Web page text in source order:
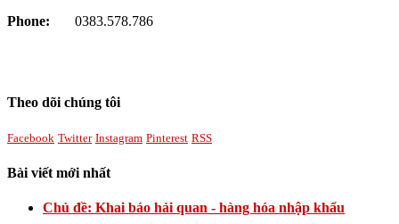
Phone: 0383.578.786
Theo dõi chúng tôi
Facebook Twitter Instagram Pinterest RSS
Bài viết mới nhất
Chủ đề: Khai báo hải quan - hàng hóa nhập khẩu